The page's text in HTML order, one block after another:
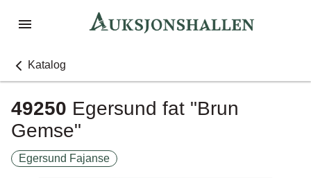
Katalog
49250 Egersund fat "Brun
Gemse"
Egersund Fajanse